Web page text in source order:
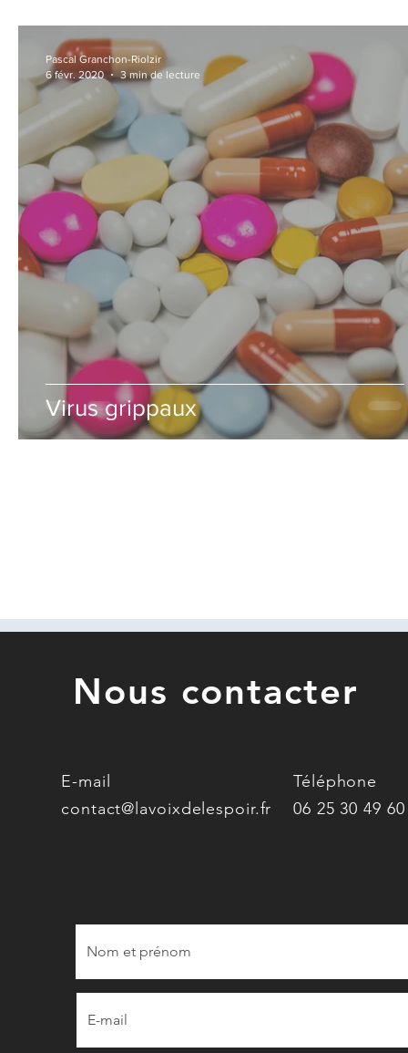
Virus grippaux
Pascal Granchon-Riolzir
6 févr. 2020
3 min de lecture
Nous contacter
E-mail
contact@lavoixdelespoir.fr
Téléphone
06 25 30 49 60